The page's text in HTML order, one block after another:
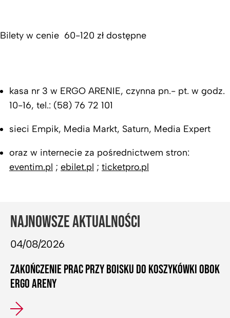
Bilety w cenie 60-120 zł dostępne
kasa nr 3 w ERGO ARENIE, czynna pn.- pt. w godz.
10-16, tel.: (58) 76 72 101
sieci Empik, Media Markt, Saturn, Media Expert
oraz w internecie za pośrednictwem stron:
eventim.pl ; ebilet.pl ; ticketpro.pl
NAJNOWSZE AKTUALNOŚCI
04/08/2026
ZAKOŃCZENIE PRAC PRZY BOISKU DO KOSZYKÓWKI OBOK
ERGO ARENY